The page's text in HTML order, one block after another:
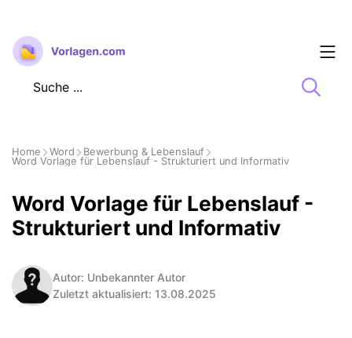
Zum
Inhalt
springen
Home Word
Bewerbung & Lebenslauf
Word Vorlage für Lebenslauf - Strukturiert und Informativ
Word Vorlage für Lebenslauf -
Strukturiert und Informativ
Autor: Unbekannter Autor
Zuletzt aktualisiert: 13.08.2025